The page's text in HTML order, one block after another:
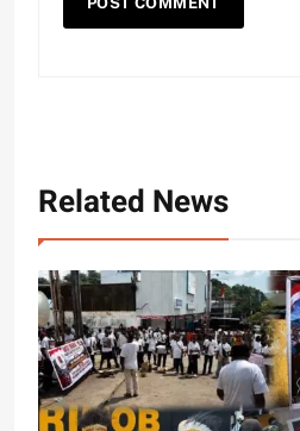
Related News